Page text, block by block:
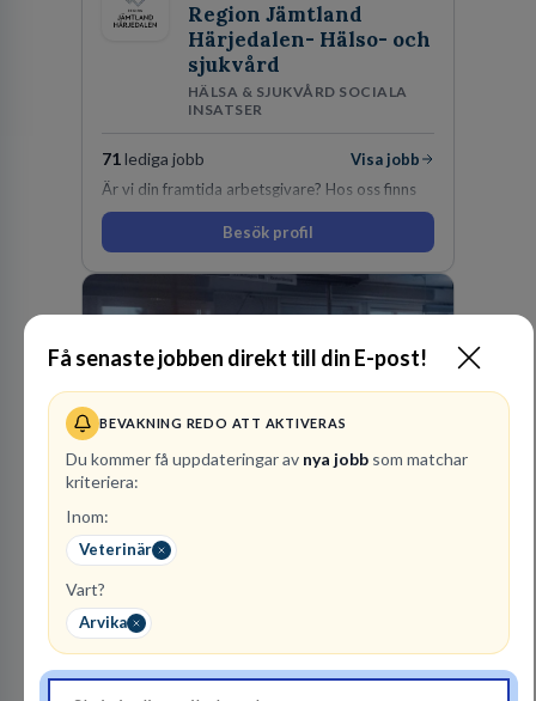
Få senaste jobben direkt till din E-post!
BEVAKNING REDO ATT AKTIVERAS
Du kommer få uppdateringar av nya jobb som matchar
kriteriera:
Inom:
Veterinär
Vart?
Arvika
Region Jämtland
Härjedalen- Hälso- och
sjukvård
HÄLSA & SJUKVÅRD SOCIALA
INSATSER
71 lediga jobb
Visa jobb
Är vi din framtida arbetsgivare? Hos oss finns
engagemang, vilja och hjärta. Här uppmuntras
du alltid till utveckling! Vårt forskningsklimat är
oförskämt bra. Erfarna och engagerande
medarbetare gör att utvecklingen hos oss går i
snabb takt. Här hittar du en av landets mest
Besök profil
11lediga jobb
Vi har en vision om ett tryggare Sverige för alla.
Oavsett vem du är eller var du befinner dig kan
du lita på oss när krisen är framme. Dag som
natt, året om ser vi till att rätt hjälp finns på rätt